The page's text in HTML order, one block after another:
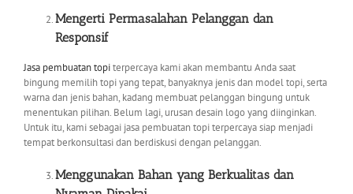
Mengerti Permasalahan Pelanggan dan
Responsif
Jasa pembuatan topiterpercaya kami akan membantu Anda saat
bingung memilih topi yang tepat, banyaknya jenis dan model topi, serta
warna dan jenis bahan, kadang membuat pelanggan bingung untuk
menentukan pilihan. Belum lagi, urusan desain logo yang diinginkan.
Untuk itu, kami sebagai jasa pembuatan topi terpercaya siap menjadi
tempat berkonsultasi dan berdiskusi dengan pelanggan.
Menggunakan Bahan yang Berkualitas dan